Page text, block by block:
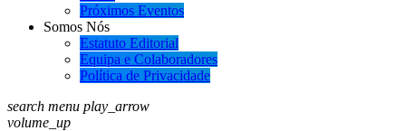
Próximos Eventos
Somos Nós
Estatuto Editorial
Equipa e Colaboradores
Política de Privacidade
search menu play_arrow
volume_up